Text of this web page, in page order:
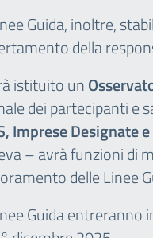
Guida, inoltre,
della
istituito un
dei partecipanti e
Imprese Designate
– avrà funzioni
delle Linee
Guida entreranno